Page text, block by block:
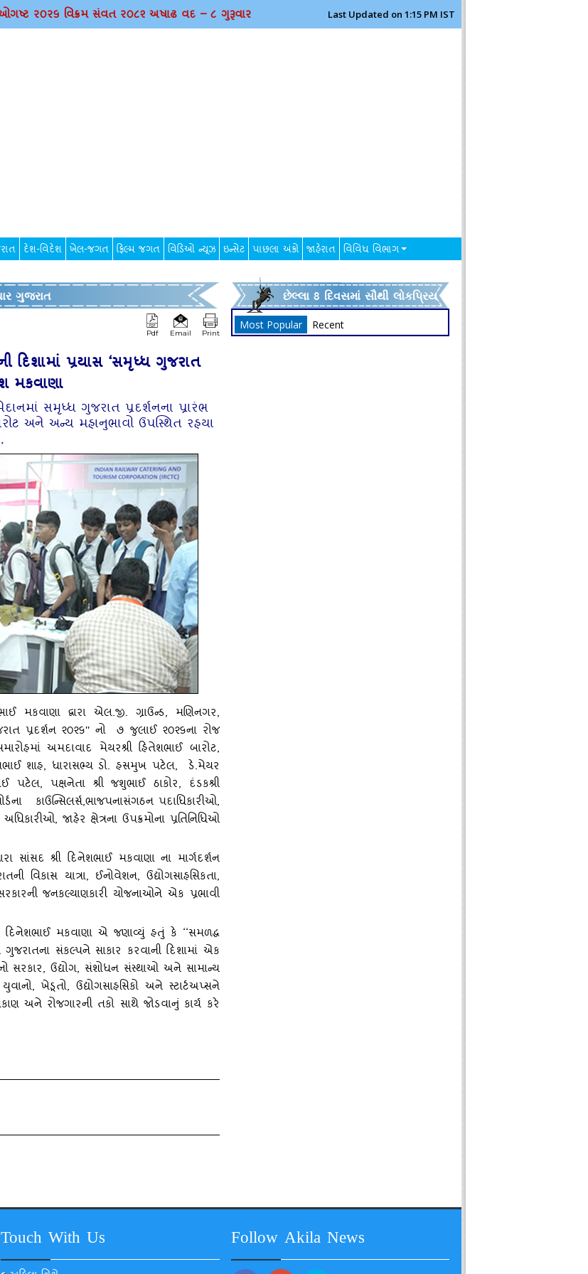
ર૦ર૬ વિક્રમ સંવત ર૦૮૨ અષાઢ વદ – ૮ ગુરૂવાર Last Updated on 1:15 PM IST
દેશ-વિદેશ ખેલ-જગત ફિલ્મ જગત વિડિઓ ન્યૂઝ ઇન્સેટ પાછલા અંકો જાહેરાત વિવિધ વિભાગ
ગુજરાત
Pdf Email Print
દિશામાં પ્રયાસ ‘સમૃધ્‍ધ ગુજરાત
મકવાણા
સમૃધ્‍ધ ગુજરાત પ્રદર્શનના પ્રારંભ
અને અન્‍ય મહાનુભાવો ઉપસ્‍થિત રહયા
મકવાણા દ્વારા એલ.જી. ગ્રાઉન્‍ડ, મણિનગર,
પ્રદર્શન ૨૦૨૬'' નો ૭ જુલાઈ ૨૦૨૬ના રોજ
અમદાવાદ મેયરશ્રી હિતેશભાઈ બારોટ,
શાહ, ધારાસભ્‍ય ડો. હસમુખ પટેલ, ડે.મેયર
પટેલ, પક્ષનેતા શ્રી જશુભાઈ ઠાકોર, દંડકશ્રી
કાઉન્‍સિલર્સ,ભાજપનાસંગઠન પદાધિકારીઓ,
જાહેર ક્ષેત્રના ઉપક્રમોના પ્રતિનિધિઓ
સાંસદ શ્રી દિનેશભાઈ મકવાણા ના માર્ગદર્શન
વિકાસ યાત્રા, ઈનોવેશન, ઉદ્યોગસાહસિકતા,
જનકલ્‍યાણકારી યોજનાઓને એક પ્રભાવી
દિનેશભાઈ મકવાણા એ જણાવ્‍યું હતું કે ‘‘સમળદ્ધ
સંકલ્‍પને સાકાર કરવાની દિશામાં એક
સરકાર, ઉદ્યોગ, સંશોધન સંસ્‍થાઓ અને સામાન્‍ય
ખેડૂતો, ઉદ્યોગસાહસિકો અને સ્‍ટાર્ટઅપ્‍સને
અને રોજગારની તકો સાથે જોડવાનું કાર્ય કરે
છેલ્લા 8 દિવસમાં સૌથી લોકપ્રિય
Most Popular Recent
Touch With Us Follow Akila News